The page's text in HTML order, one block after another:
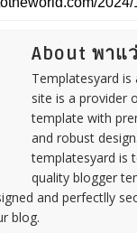
About พาแ
Templatesyard is
site is a provider
template with
and robust
templatesyard is
quality blogger
and perfectlly
blog.